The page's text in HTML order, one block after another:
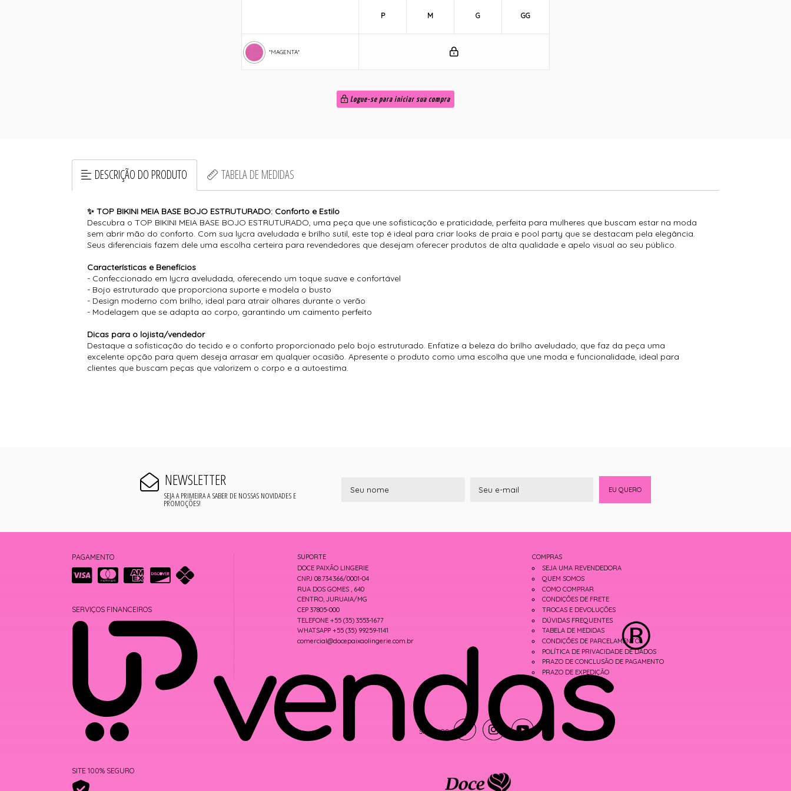
*MAGENTA*
P M G GG
Logue-se para iniciar sua compra
DESCRIÇÃO DO PRODUTO TABELA DE MEDIDAS
✨ TOP BIKINI MEIA BASE BOJO ESTRUTURADO: Conforto e Estilo
Descubra o TOP BIKINI MEIA BASE BOJO ESTRUTURADO, uma peça que une sofisticação e praticidade, perfeita para mulheres que buscam estar na moda
sem abrir mão do conforto. Com sua lycra aveludada e brilho sutil, este top é ideal para criar looks de praia e pool party que se destacam pela elegância.
Seus diferenciais fazem dele uma escolha certeira para revendedores que desejam oferecer produtos de alta qualidade e apelo visual ao seu público.
Características e Benefícios
- Confeccionado em lycra aveludada, oferecendo um toque suave e confortável
- Bojo estruturado que proporciona suporte e modela o busto
- Design moderno com brilho, ideal para atrair olhares durante o verão
- Modelagem que se adapta ao corpo, garantindo um caimento perfeito
Dicas para o lojista/vendedor
Destaque a sofisticação do tecido e o conforto proporcionado pelo bojo estruturado. Enfatize a beleza do brilho aveludado, que faz da peça uma
excelente opção para quem deseja arrasar em qualquer ocasião. Apresente o produto como uma escolha que une moda e funcionalidade, ideal para
clientes que buscam peças que valorizem o corpo e a autoestima.
NEWSLETTER
SEJA A PRIMEIRA A SABER DE NOSSAS NOVIDADES E
PROMOÇÕES!
EU QUERO
PAGAMENTO
SERVIÇOS FINANCEIROS
SITE 100% SEGURO
SUPORTE
DOCE PAIXÃO LINGERIE
CNPJ 08.734.366/0001-04
RUA DOS GOMES , 640
CENTRO, JURUAIA/MG
CEP 37805-000
TELEFONE +55 (35) 3553-1677
WHATSAPP +55 (35) 99259-1141
comercial@docepaixaolingerie.com.br
COMPRAS
SEJA UMA REVENDEDORA
QUEM SOMOS
COMO COMPRAR
CONDIÇÕES DE FRETE
TROCAS E DEVOLUÇÕES
DÚVIDAS FREQUENTES
TABELA DE MEDIDAS
CONDIÇÕES DE PARCELAMENTO
POLÍTICA DE PRIVACIDADE DE DADOS
PRAZO DE CONCLUSÃO DE PAGAMENTO
PRAZO DE EXPEDIÇÃO